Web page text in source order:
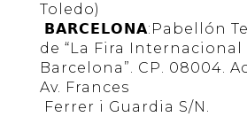
Toledo)
𝗕𝗔𝗥𝗖𝗘𝗟𝗢𝗡𝗔:Pabellón
de “La Fira Internacional
Barcelona”. CP. 08004.
Av. Frances
Ferrer i Guardia S/N.